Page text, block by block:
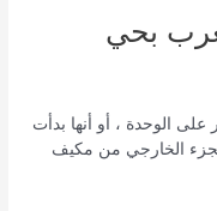
بحي
الوحدة ، أو أنها بدأت
الخارجي من مكيف